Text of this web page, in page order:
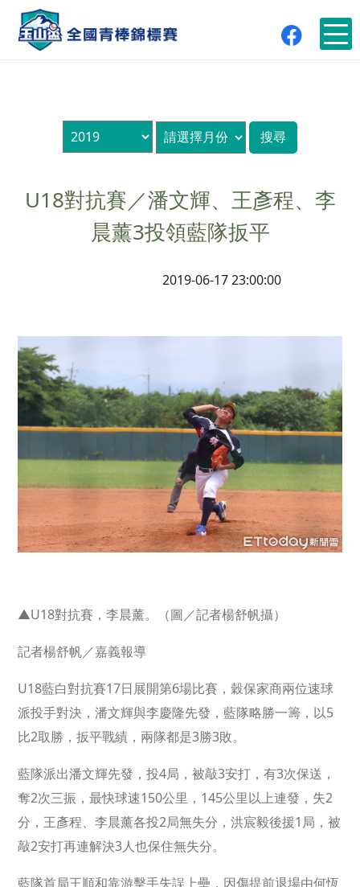
U18對抗賽／潘文輝、王彥程、李
晨薰3投領藍隊扳平
2019-06-17 23:00:00
▲U18對抗賽，李晨薰。（圖／記者楊舒帆攝）
記者楊舒帆／嘉義報導
U18藍白對抗賽17日展開第6場比賽，穀保家商兩位速球
派投手對決，潘文輝與李慶隆先發，藍隊略勝一籌，以5
比2取勝，扳平戰績，兩隊都是3勝3敗。
藍隊派出潘文輝先發，投4局，被敲3安打，有3次保送，
奪2次三振，最快球速150公里，145公里以上連發，失2
分，王彥程、李晨薰各投2局無失分，洪宸毅後援1局，被
敲2安打再連解決3人也保住無失分。
藍隊首局王順和靠游擊手失誤上壘，因傷提前退場由何恆